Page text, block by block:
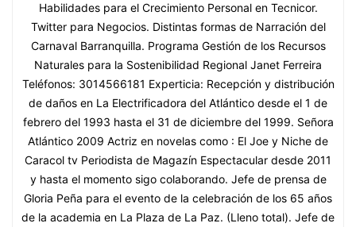
Habilidades para el Crecimiento Personal en Tecnicor.
Twitter para Negocios. Distintas formas de Narración del
Carnaval Barranquilla. Programa Gestión de los Recursos
Naturales para la Sostenibilidad Regional Janet Ferreira
Teléfonos: 3014566181 Experticia: Recepción y distribución
de daños en La Electrificadora del Atlántico desde el 1 de
febrero del 1993 hasta el 31 de diciembre del 1999. Señora
Atlántico 2009 Actriz en novelas como : El Joe y Niche de
Caracol tv Periodista de Magazín Espectacular desde 2011
y hasta el momento sigo colaborando. Jefe de prensa de
Gloria Peña para el evento de la celebración de los 65 años
de la academia en La Plaza de La Paz. (Lleno total). Jefe de